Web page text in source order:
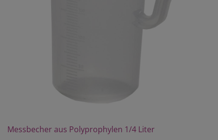
Messbecher aus Polyprophylen 1/4 Liter